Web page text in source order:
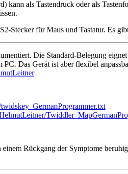
kann als Tastendruck oder als
Stecker für Maus und Tastatur. Es
Die Standard-Belegung
Das Gerät ist aber flexibel
Rückgang der Symptome